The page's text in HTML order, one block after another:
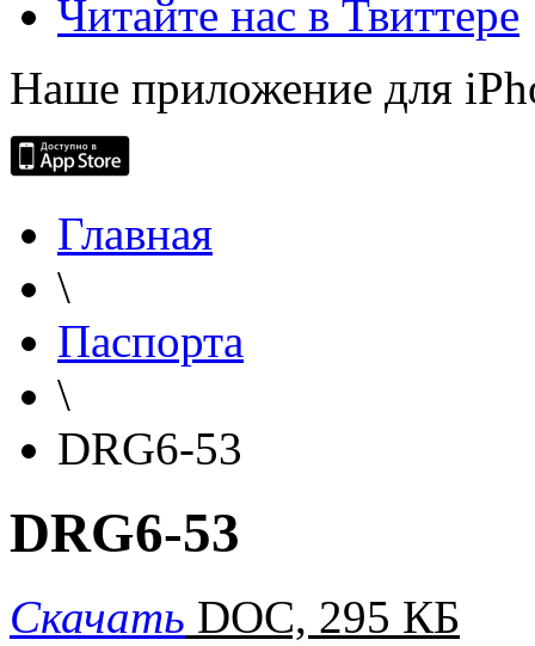
Читайте нас в Твиттере
Наше приложение для
Главная
\
Паспорта
\
DRG6-53
DRG6-53
Скачать DOC, 295 КБ